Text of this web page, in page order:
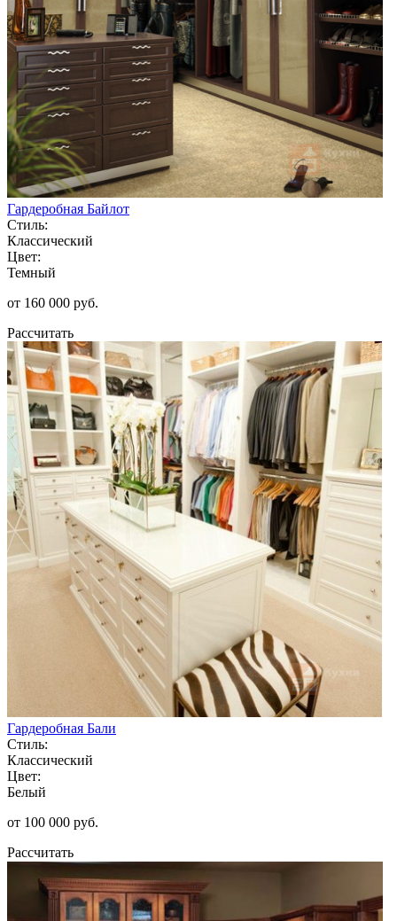
Гардеробная Байлот
Стиль:
Классический
Цвет:
Темный
от 160 000 руб.
Рассчитать
Гардеробная Бали
Стиль:
Классический
Цвет:
Белый
от 100 000 руб.
Рассчитать